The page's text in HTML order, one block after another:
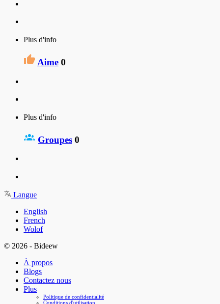
Plus d'info
Aime 0
Plus d'info
Groupes 0
Langue
English
French
Wolof
© 2026 - Bideew
À propos
Blogs
Contactez nous
Plus
Politique de confidentialité
Conditions d'utilisation